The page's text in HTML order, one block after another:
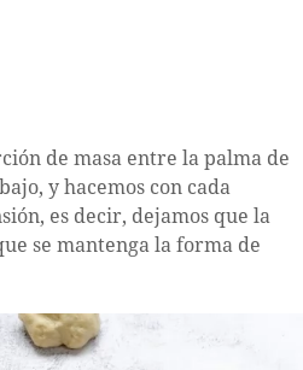
de masa entre la palma de
y hacemos con cada
es decir, dejamos que la
se mantenga la forma de